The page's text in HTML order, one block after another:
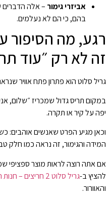
אביזרי גימור – אלה הדברים
בהם, כי הם לא נעלמים.
רגע, מה הסיפור
זה לא רק ״עוד
גריל סלוט הוא פתרון פתח אוויר
במקום תריס גדול שמכריז ״שלום,
יפה על קיר או תקרה.
וכאן מגיע הפרט שאנשים אוהבים:
המידה והגימור, זה נראה כמו חלק
אם אתה רוצה לראות מוצר ספציפי
להציץ ב-גריל סלוט 2 חריצים – חנות המזגן לצרכן
והאוורור.